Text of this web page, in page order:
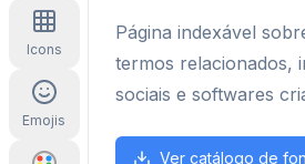
Icons
Emojis
Página indexável
termos relacionados,
sociais e softwares
Ver catálogo de